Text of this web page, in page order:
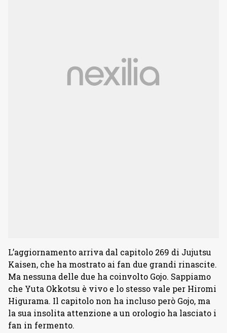
L’aggiornamento arriva dal capitolo 269 di Jujutsu
Kaisen, che ha mostrato ai fan due grandi rinascite.
Ma nessuna delle due ha coinvolto Gojo. Sappiamo
che Yuta Okkotsu è vivo e lo stesso vale per Hiromi
Higurama. Il capitolo non ha incluso però Gojo, ma
la sua insolita attenzione a un orologio ha lasciato i
fan in fermento.